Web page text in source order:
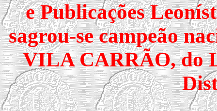
e Publicações
sagrou-se campeão
VILA CARRÃO, do